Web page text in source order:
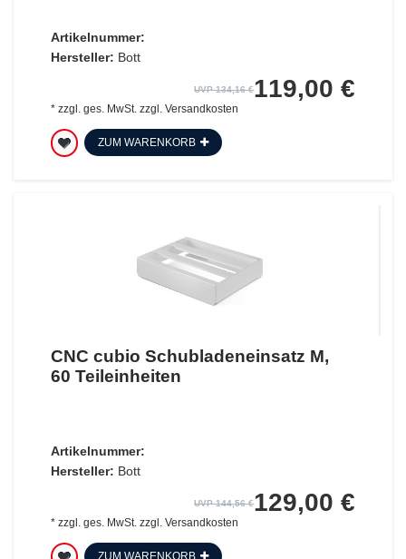
Artikelnummer:
Hersteller: Bott
UVP 134,16 €119,00 €
* zzgl. ges. MwSt.zzgl. Versandkosten
ZUM WARENKORB
CNC cubio Schubladeneinsatz M,
60 Teileinheiten
Artikelnummer:
Hersteller: Bott
UVP 144,56 €129,00 €
* zzgl. ges. MwSt.zzgl. Versandkosten
ZUM WARENKORB